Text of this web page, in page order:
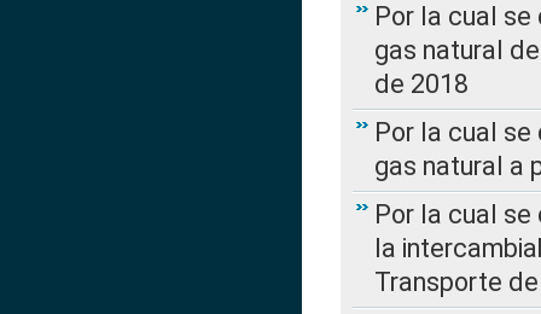
Por la cual
gas natural
de 2018
Por la cual
gas natural a
Por la cual
la
Transporte